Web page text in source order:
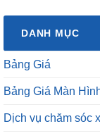
DANH MỤC
Bảng Giá
Bảng Giá Màn
Dịch vụ chăm sóc